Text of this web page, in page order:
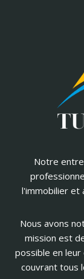
Notre
l'immobilier et
Nous avons
mission est
possible en
couvrant tous